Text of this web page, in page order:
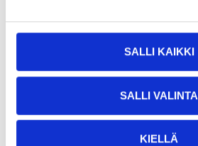
SALLI KAIKKI
SALLI VALINTA
KIELLÄ